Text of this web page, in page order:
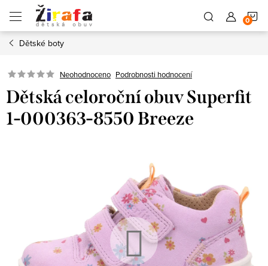
obsah
Dětské boty
Neohodnoceno Podrobnosti hodnocení
Dětská celoroční obuv Superfit
1-000363-8550 Breeze